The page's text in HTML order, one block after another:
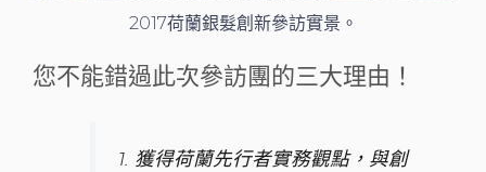
2017荷蘭銀髮創新參訪實景。
您不能錯過此次參訪團的三大理由！
1. 獲得荷蘭先行者實務觀點，與創